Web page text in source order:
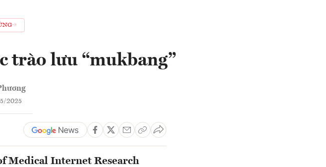
trào lưu “mukbang”
2025
Medical Internet Research